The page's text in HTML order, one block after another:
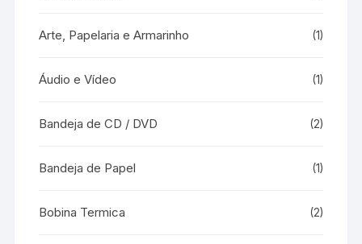
Arte, Papelaria e Armarinho (1)
Áudio e Vídeo (1)
Bandeja de CD / DVD (2)
Bandeja de Papel (1)
Bobina Termica (2)